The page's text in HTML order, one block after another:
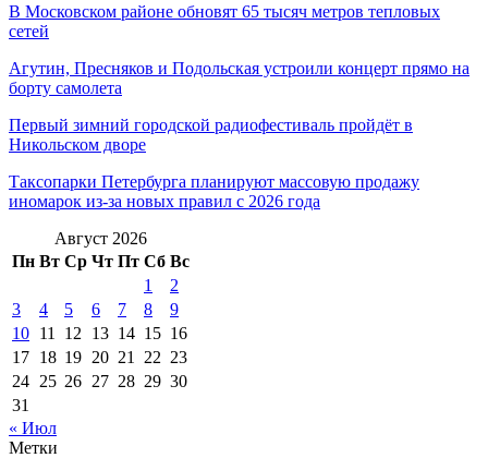
В Московском районе обновят 65 тысяч метров тепловых
сетей
Агутин, Пресняков и Подольская устроили концерт прямо на
борту самолета
Первый зимний городской радиофестиваль пройдёт в
Никольском дворе
Таксопарки Петербурга планируют массовую продажу
иномарок из-за новых правил с 2026 года
Август 2026
Пн Вт Ср Чт Пт Сб Вс
1
2
3
4 5 6 7 8
9
10 11 12 13 14 15 16
17 18 19 20 21 22 23
24 25 26 27 28 29 30
31
« Июл
Метки